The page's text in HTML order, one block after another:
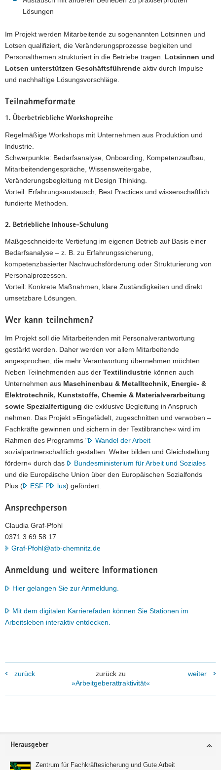
Lösungen
Im Projekt werden Mitarbeitende zu sogenannten Lotsinnen und
Lotsen qualifiziert, die Veränderungsprozesse begleiten und
Personalthemen strukturiert in die Betriebe tragen. Lotsinnen und
Lotsen unterstützen Geschäftsführende aktiv durch Impulse
und nachhaltige Lösungsvorschläge.
Teilnahmeformate
1. Überbetriebliche Workshopreihe
Regelmäßige Workshops mit Unternehmen aus Produktion und
Industrie.
Schwerpunkte: Bedarfsanalyse, Onboarding, Kompetenzaufbau,
Mitarbeitendengespräche, Wissensweitergabe,
Veränderungsbegleitung mit Design Thinking.
Vorteil: Erfahrungsaustausch, Best Practices und wissenschaftlich
fundierte Methoden.
2. Betriebliche Inhouse-Schulung
Maßgeschneiderte Vertiefung im eigenen Betrieb auf Basis einer
Bedarfsanalyse – z. B. zu Erfahrungssicherung,
kompetenzbasierter Nachwuchsförderung oder Strukturierung von
Personalprozessen.
Vorteil: Konkrete Maßnahmen, klare Zuständigkeiten und direkt
umsetzbare Lösungen.
Wer kann teilnehmen?
Im Projekt soll die Mitarbeitenden mit Personalverantwortung
gestärkt werden. Daher werden vor allem Mitarbeitende
angesprochen, die mehr Verantwortung übernehmen möchten.
Neben Teilnehmenden aus der Textilindustrie können auch
Unternehmen aus Maschinenbau & Metalltechnik, Energie- &
Elektrotechnik, Kunststoffe, Chemie & Materialverarbeitung
sowie Spezialfertigung die exklusive Begleitung in Anspruch
nehmen. Das Projekt »Eingefädelt, zugeschnitten und verwoben –
Fachkräfte gewinnen und sichern in der Textilbranche« wird im
Rahmen des Programms "
Wandel der Arbeit
sozialpartnerschaftlich gestalten: Weiter bilden und Gleichstellung
fördern« durch das
Bundesministerium für Arbeit und Soziales
und die Europäische Union über den Europäischen Sozialfonds
Plus (
ESF P lus) gefördert.
Ansprechperson
Claudia Graf-Pfohl
0371 3 69 58 17
Graf-Pfohl@atb-chemnitz.de
Anmeldung und weitere Informationen
Hier gelangen Sie zur Anmeldung.
Mit dem digitalen Karrierefaden können Sie Stationen im
Arbeitsleben interaktiv entdecken.
zurück
zurück zu
»Arbeitgeberattraktivität«
weiter
Footer-
Herausgeber
Zentrum für Fachkräftesicherung und Gute Arbeit